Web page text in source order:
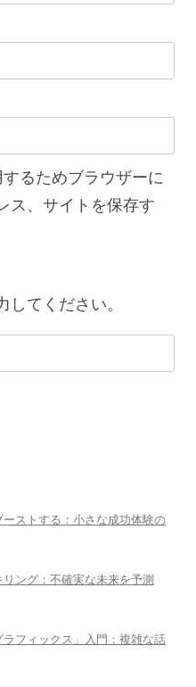
るためブラウザーに
ス、サイトを保存す
てください。
ストする：小さな成功体験の
ング：不確実な未来を予測
フィックス」入門：複雑な話